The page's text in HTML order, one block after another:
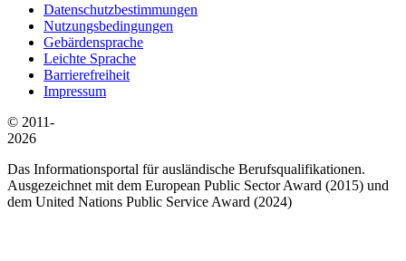
Datenschutzbestimmungen
Nutzungsbedingungen
Gebärdensprache
Leichte Sprache
Barrierefreiheit
Impressum
© 2011-
2026
Das Informationsportal für ausländische Berufsqualifikationen.
Ausgezeichnet mit dem European Public Sector Award (2015) und
dem United Nations Public Service Award (2024)